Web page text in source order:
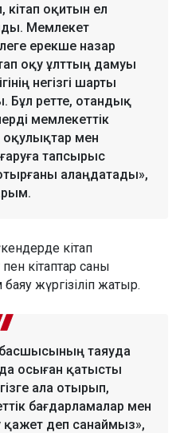
кітап оқитын ел
Мемлекет
ерекше назар
оқу ұлттың дамуы
негізгі шарты
Бұл ретте, отандық
мемлекеттік
мен
тапсырыс
алаңдатады»,
кітап
кітаптар саны
жүргізіліп жатыр.
таяуда
осыған қатысты
ала отырып,
бағдарламалар мен
қажет деп санаймыз»,